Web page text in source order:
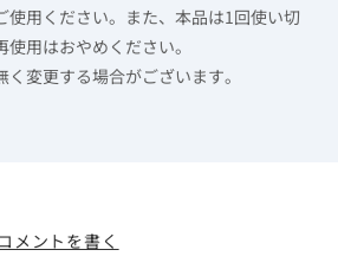
用ください。また、本品は1回使い切
用はおやめください。
変更する場合がございます。
コメントを書く